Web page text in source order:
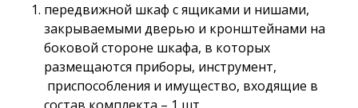
передвижной шкаф с ящиками и нишами,
закрываемыми дверью и кронштейнами на
боковой стороне шкафа, в которых
размещаются приборы, инструмент,
приспособления и имущество, входящие в